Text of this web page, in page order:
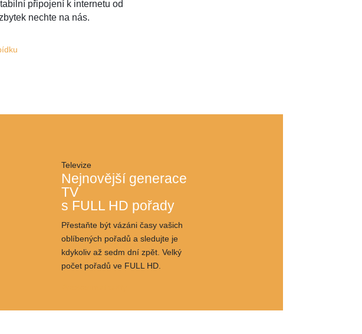
připojení k internetu od
nechte na nás.
Televize
Nejnovější generace
TV
s FULL HD pořady
Přestaňte být vázáni časy vašich
oblíbených pořadů a sledujte je
kdykoliv až sedm dní zpět. Velký
počet pořadů ve FULL HD.